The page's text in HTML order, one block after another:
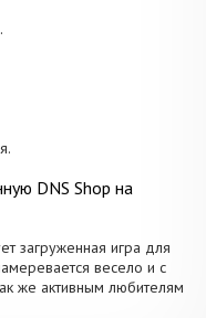
DNS Shop на
загруженная игра для
весело и с
же активным любителям